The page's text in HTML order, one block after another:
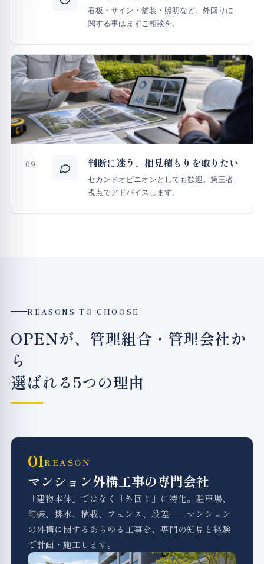
看板・サイン・舗装・照明など。外回りに
関する事はまずご相談を。
09 判断に迷う、相見積もりを取りたい
セカンドオピニオンとしても歓迎。第三者
視点でアドバイスします。
REASONS TO CHOOSE
OPENが、管理組合・管理会社か
ら
選ばれる5つの理由
01REASON
マンション外構工事の専門会社
「建物本体」ではなく「外回り」に特化。駐車場、
舗装、排水、植栽、フェンス、段差――マンション
の外構に関するあらゆる工事を、専門の知見と経験
で計画・施工します。